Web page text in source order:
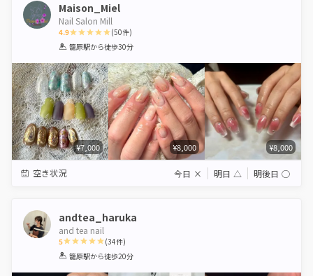
Maison_Miel
Nail Salon Mill
4.9
1 2 3 4 5
(50件)
籠原駅から徒歩30分
¥7,000 ¥8,000 ¥8,000
空き状況 今日 × 明日 △ 明後日 ◯
andtea_haruka
and tea nail
5
1 2 3 4 5
(34件)
籠原駅から徒歩20分